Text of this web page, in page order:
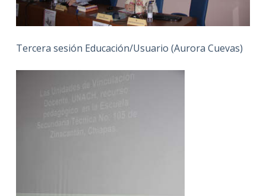
Tercera sesión Educación/Usuario (Aurora Cuevas)